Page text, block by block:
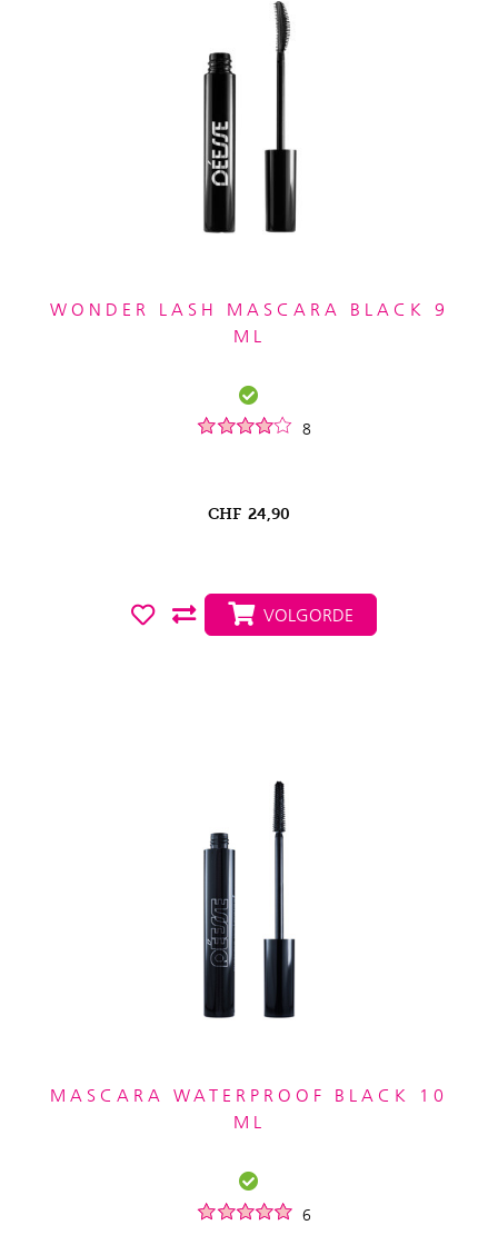
WONDER LASH MASCARA BLACK 9
ML
8
CHF 24,90
VOLGORDE
MASCARA WATERPROOF BLACK 10
ML
6